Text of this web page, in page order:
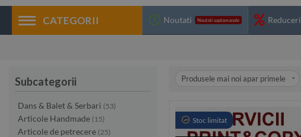
CATEGORII Noutati Noutati saptamanale Reduceri
Subcategorii
Dans & Balet & Serbari (53)
Articole Handmade (15)
Articole de petrecere (25)
Produsele mai noi apar primele
Stoc limitat